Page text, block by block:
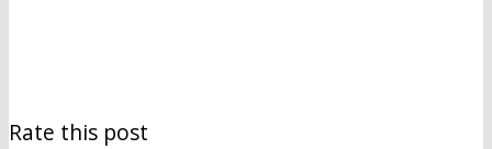
Rate this post